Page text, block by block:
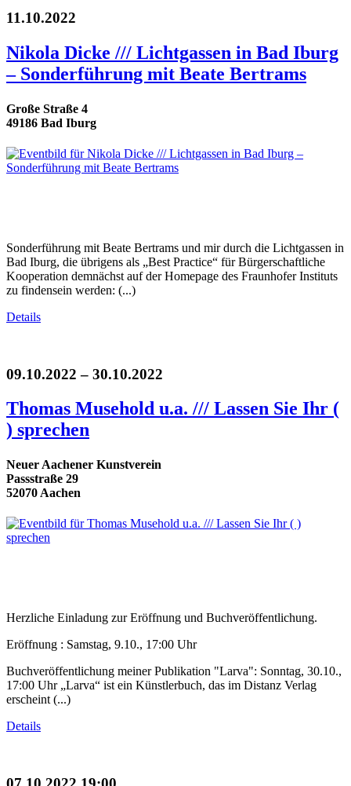
11.10.2022
Nikola Dicke /// Lichtgassen in Bad Iburg
– Sonderführung mit Beate Bertrams
Große Straße 4
49186 Bad Iburg
Sonderführung mit Beate Bertrams und mir durch die Lichtgassen in
Bad Iburg, die übrigens als „Best Practice“ für Bürgerschaftliche
Kooperation demnächst auf der Homepage des Fraunhofer Instituts
zu findensein werden: (...)
Details
09.10.2022 – 30.10.2022
Thomas Musehold u.a. /// Lassen Sie Ihr (
) sprechen
Neuer Aachener Kunstverein
Passstraße 29
52070 Aachen
Herzliche Einladung zur Eröffnung und Buchveröffentlichung.
Eröffnung : Samstag, 9.10., 17:00 Uhr
Buchveröffentlichung meiner Publikation "Larva": Sonntag, 30.10.,
17:00 Uhr „Larva“ ist ein Künstlerbuch, das im Distanz Verlag
erscheint (...)
Details